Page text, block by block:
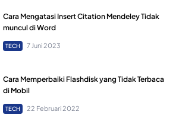
Cara Mengatasi Insert Citation Mendeley Tidak
muncul di Word
TECH 7 Juni 2023
Cara Memperbaiki Flashdisk yang Tidak Terbaca
di Mobil
TECH 22 Februari 2022